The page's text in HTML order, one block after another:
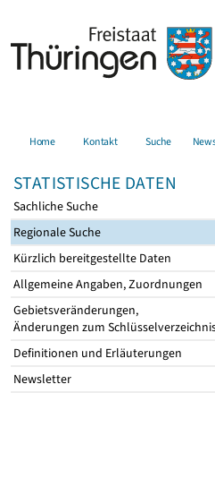
Home Kontakt Suche
STATISTISCHE DATEN
Sachliche Suche
Regionale Suche
Kürzlich bereitgestellte Daten
Allgemeine Angaben, Zuordnungen
Gebietsveränderungen,
Änderungen zum
Definitionen und Erläuterungen
Newsletter